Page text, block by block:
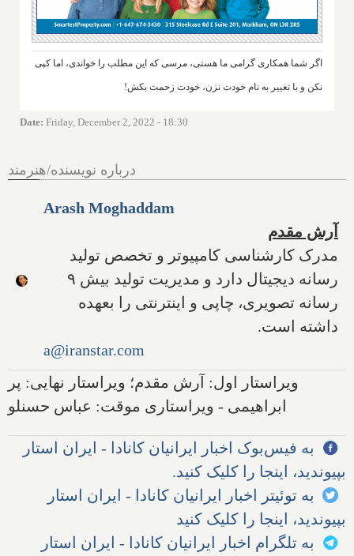
اگر شما همکاری گرامی ما هستی، مرسی که این مطلب را خواندی، اما کپی
نکن و با تغییر به نام خودت نزن، خودت زحمت بکش!
Date: Friday, December 2, 2022 - 18:30
درباره نویسنده/هنرمند
Arash Moghaddam
آرش مقدم
مدرک کارشناسی کامپیوتر و تخصص تولید
رسانه دیجیتال دارد و مدیریت تولید بیش ۹
رسانه تصویری، چاپی و اینترنتی را بعهده
داشته است.
a@iranstar.com
ویراستار اول: آرش مقدم؛ ویراستار نهایی: پر
ابراهیمی - ویراستاری موقت: عباس حسنلو
به فیس‌بوک اخبار ایرانیان کانادا - ایران استار
بپیوندید، اینجا را کلیک کنید.
به توئیتر اخبار ایرانیان کانادا - ایران استار
بپیوندید، اینجا را کلیک کنید
به تلگرام اخبار ایرانیان کانادا - ایران استار